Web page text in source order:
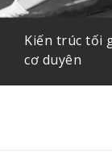
Kiến trúc tối
cơ duyên